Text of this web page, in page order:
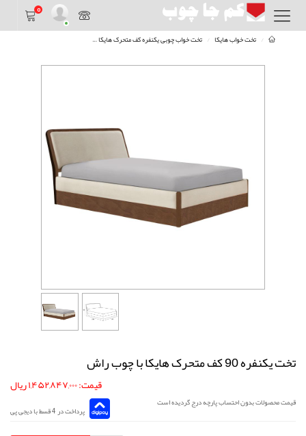
0
تخت خواب هایکا تخت خواب چوبی یکنفره کف متحرک هایکا
تخت یکنفره 90 کف متحرک هایکا با چوب راش
قیمت: ۱,۴۵۲,۸۴۷,۰۰۰ ریال
قیمت محصولات بدون احتساب پارچه درج گردیده است
پرداخت در 4 قسط با دیجی پی